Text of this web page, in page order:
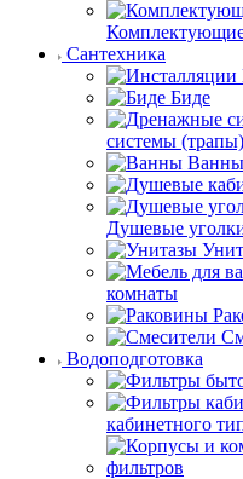
Сантехника
Биде
системы (трапы)
Ванны
Душевые
комнаты
Водоподготовка
кабинетного